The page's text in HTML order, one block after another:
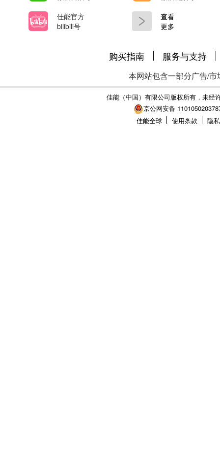
佳能官方
bilibili号
查看
更多
购买指南 服务与支持
本网站包含一部分广告/
佳能（中国）有限公司版权所有，未经
京公网安备
佳能全球
使用条款 隐